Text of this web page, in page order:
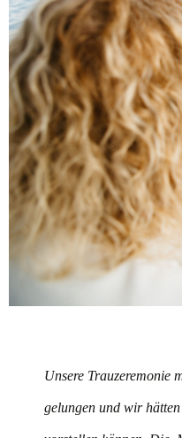
Unsere Trauzeremonie
gelungen und wir